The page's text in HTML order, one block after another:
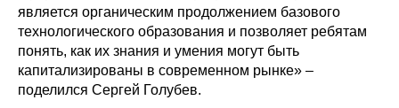
является органическим продолжением базового
технологического образования и позволяет ребятам
понять, как их знания и умения могут быть
капитализированы в современном рынке» –
поделился Сергей Голубев.